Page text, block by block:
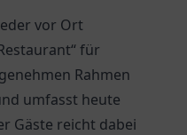
vor Ort
für
Rahmen
umfasst heute
Gäste reicht dabei